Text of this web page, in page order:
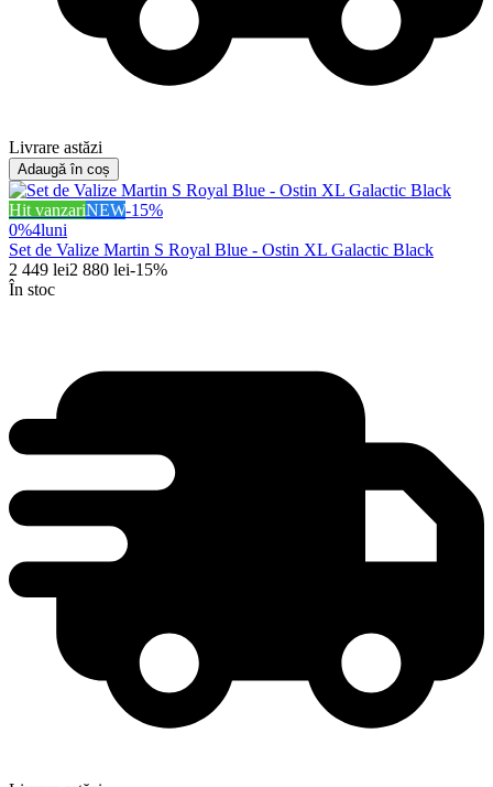
Livrare astăzi
Adaugă în coș
Hit vanzariNEW-15%
0%4luni
Set de Valize Martin S Royal Blue - Ostin XL Galactic Black
2 449 lei2 880 lei-15%
În stoc